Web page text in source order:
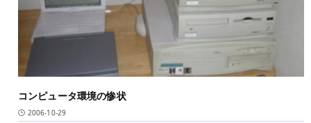
コンピュータ環境の惨状
2006-10-29